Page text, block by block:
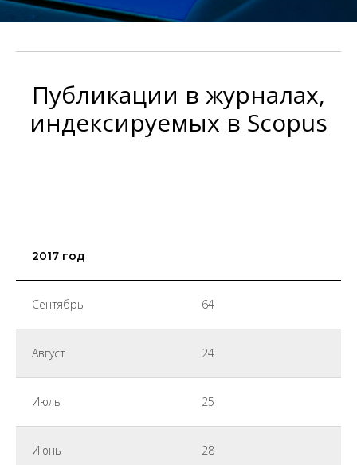
Публикации в журналах,
индексируемых в Scopus
2017 год
Сентябрь 64
Август 24
Июль 25
Июнь 28